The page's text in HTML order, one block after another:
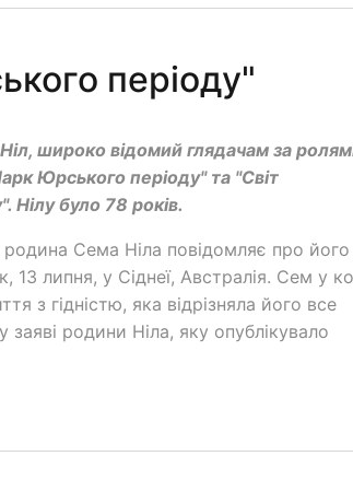
періоду"
широко відомий глядачам за
Юрського періоду" та "Світ
Нілу було 78 років.
Сема Ніла повідомляє про його
13 липня, у Сіднеї, Австралія. Сем у
з гідністю, яка відрізняла його все
заяві родини Ніла, яку опублікувало